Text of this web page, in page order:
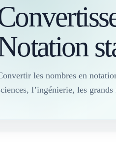
les nombres en
l’ingénierie, les